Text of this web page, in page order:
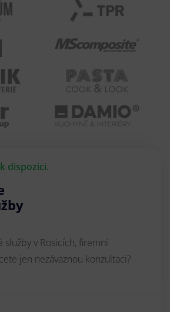
dispozici.
služby v Rosicích, firemní
jen nezávaznou konzultaci?